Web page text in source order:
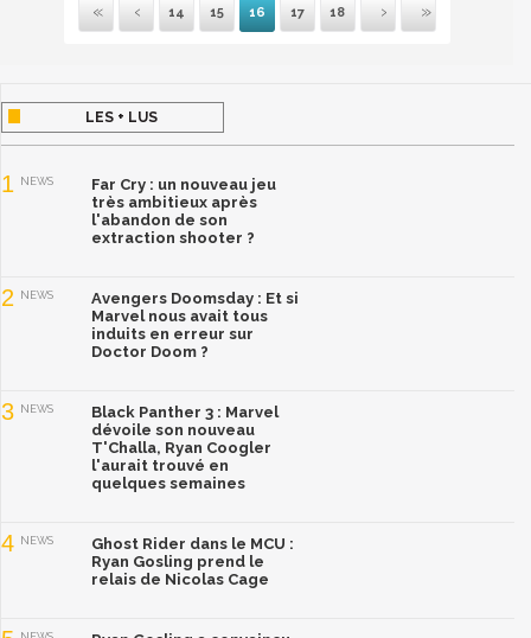
Première
Précédente
14 15 16 17 18
Suivante
Dernière
LES + LUS
1 NEWS
Far Cry : un nouveau jeu
très ambitieux après
l'abandon de son
extraction shooter ?
2 NEWS
Avengers Doomsday : Et si
Marvel nous avait tous
induits en erreur sur
Doctor Doom ?
3 NEWS
Black Panther 3 : Marvel
dévoile son nouveau
T'Challa, Ryan Coogler
l'aurait trouvé en
quelques semaines
4 NEWS
Ghost Rider dans le MCU :
Ryan Gosling prend le
relais de Nicolas Cage